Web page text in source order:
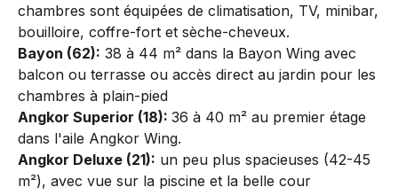
chambres sont équipées de climatisation, TV, minibar,
bouilloire, coffre-fort et sèche-cheveux.
Bayon (62): 38 à 44 m² dans la Bayon Wing avec
balcon ou terrasse ou accès direct au jardin pour les
chambres à plain-pied
Angkor Superior (18): 36 à 40 m² au premier étage
dans l'aile Angkor Wing.
Angkor Deluxe (21): un peu plus spacieuses (42-45
m²), avec vue sur la piscine et la belle cour